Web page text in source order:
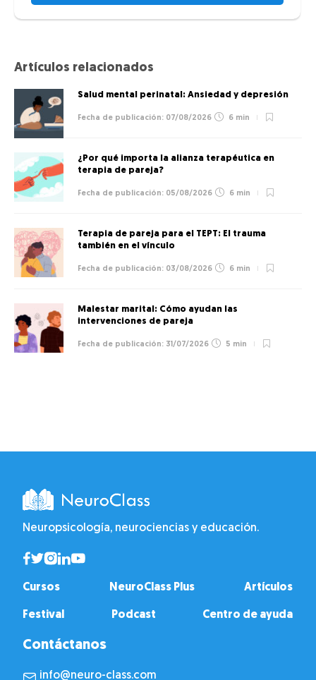
Artículos relacionados
Salud mental perinatal: Ansiedad y depresión
07/08/2026 6 min
¿Por qué importa la alianza terapéutica en
terapia de pareja?
05/08/2026 6 min
Terapia de pareja para el TEPT: El trauma
también en el vínculo
03/08/2026 6 min
Malestar marital: Cómo ayudan las
intervenciones de pareja
31/07/2026 5 min
Neuropsicología, neurociencias y educación.
Cursos NeuroClass Plus Artículos
Festival Podcast Centro de ayuda
Contáctanos
info@neuro-class.com